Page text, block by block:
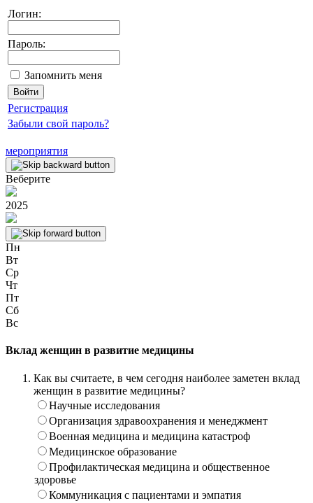
Логин:
Пароль:
Запомнить меня
Регистрация
Забыли свой пароль?
мероприятия
Веберите
2025
Пн
Вт
Ср
Чт
Пт
Сб
Вс
Вклад женщин в развитие медицины
Как вы считаете, в чем сегодня наиболее заметен вклад
женщин в развитие медицины?
Научные исследования
Организация здравоохранения и менеджмент
Военная медицина и медицина катастроф
Медицинское образование
Профилактическая медицина и общественное
здоровье
Коммуникация с пациентами и эмпатия